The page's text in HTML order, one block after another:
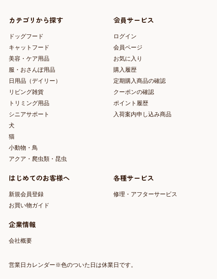
カテゴリから探す
ドッグフード
キャットフード
美容・ケア用品
服・おさんぽ用品
日用品（デイリー）
リビング雑貨
トリミング用品
シニアサポート
犬
猫
小動物・鳥
アクア・爬虫類・昆虫
会員サービス
ログイン
会員ページ
お気に入り
購入履歴
定期購入商品の確認
クーポンの確認
ポイント履歴
入荷案内申し込み商品
はじめてのお客様へ
新規会員登録
お買い物ガイド
各種サービス
修理・アフターサービス
企業情報
会社概要
営業日カレンダー※色のついた日は休業日です。